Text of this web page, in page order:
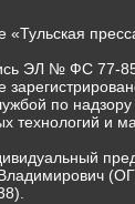
«Тульская
ЭЛ № ФС 77-
по надзору
технологий и